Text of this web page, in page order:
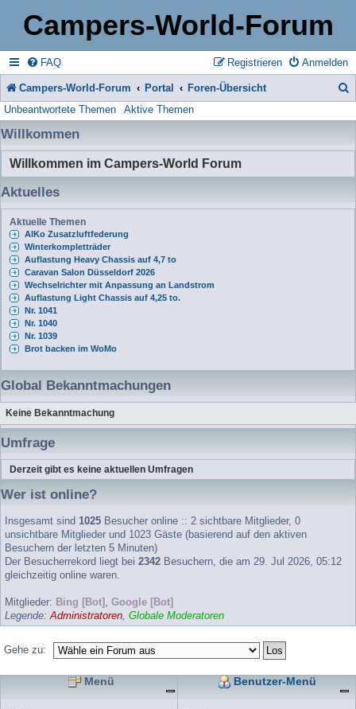
Campers-World-Forum
FAQ Anmelden
Registrieren
Campers-World-Forum Portal Foren-Übersicht
e
Unbeantwortete Themen Aktive Themen
Willkommen
Willkommen im Campers-World Forum
Aktuelles
Aktuelle Themen
AlKo Zusatzluftfederung
Winterkompletträder
Auflastung Heavy Chassis auf 4,7 to
Caravan Salon Düsseldorf 2026
Wechselrichter mit Anpassung an Landstrom
Auflastung Light Chassis auf 4,25 to.
Nr. 1041
Nr. 1040
Nr. 1039
Brot backen im WoMo
Global Bekanntmachungen
Keine Bekanntmachung
Umfrage
Derzeit gibt es keine aktuellen Umfragen
Wer ist online?
Insgesamt sind 1025 Besucher online :: 2 sichtbare Mitglieder, 0
unsichtbare Mitglieder und 1023 Gäste (basierend auf den aktiven
Besuchern der letzten 5 Minuten)
Der Besucherrekord liegt bei 2342 Besuchern, die am 29. Jul 2026, 05:12
gleichzeitig online waren.
Mitglieder: Bing [Bot] , Google [Bot]
Legende:Administratoren, Globale Moderatoren
Gehe zu:
Menü Benutzer-Menü